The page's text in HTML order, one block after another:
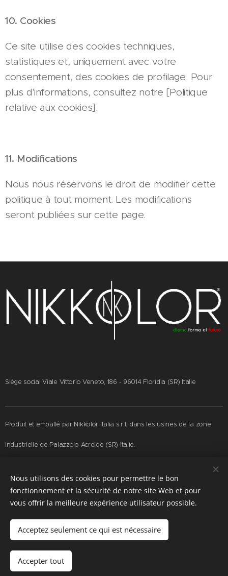
10. Cookies
Ce site utilise des cookies techniques,
statistiques et, uniquement avec votre
consentement, des cookies de profilage. Pour
plus d'informations, consultez notre [Politique
relative aux cookies].
11. Modifications
Nous nous réservons le droit de modifier cette
politique à tout moment. Les modifications
seront publiées sur cette page.
Siège social Viale Vittorio Veneto, 186 - 96014 Floridia (SR) Italie
Produit et emballé par Nikkolor Italia s.r.l. dans les usines de la zone
industrielle de Palazzolo Acreide (SR) Italie.
© 2006-2026 by Nikkolor Italia s.r.l. • All rights reserved - P.IVA
Cookies
Italiano
English
Nous utilisons des cookies pour permettre le bon
fonctionnement et la sécurité de notre site Web et pour
vous offrir la meilleure expérience utilisateur possible.
Acceptez seulement ce qui est nécessaire
Accepter tout